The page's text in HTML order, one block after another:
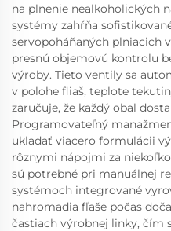
na plnenie nealkoholických
systémy zahŕňa
servopoháňaných plniacich
presnú objemovú kontrolu
výroby. Tieto ventily sa
v polohe fliaš, teplote
zaručuje, že každý obal
Programovateľný
ukladať viacero formulácii
rôznymi nápojmi za
sú potrebné pri manuálnej
systémoch integrované
nahromadia fľaše počas
častiach výrobnej linky, čím